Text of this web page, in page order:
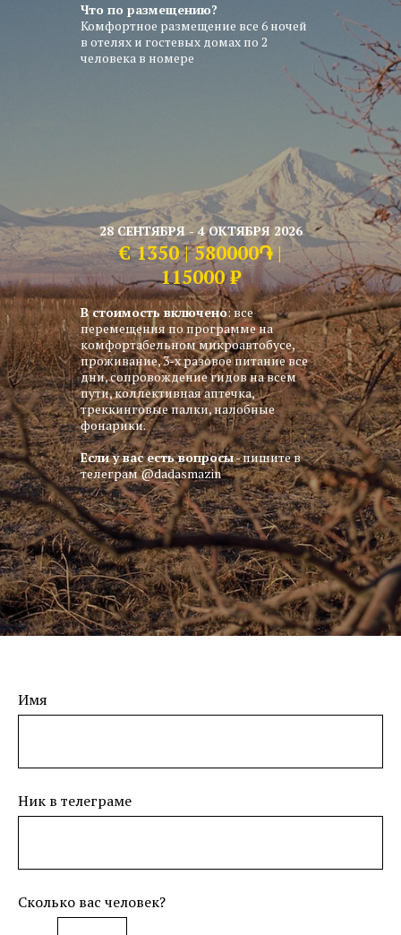
Что по размещению?
Комфортное размещение все 6 ночей
в отелях и гостевых домах по 2
человека в номере
В стоимость включено: все
перемещения по программе на
комфортабельном микроавтобусе,
проживание, 3-х разовое питание все
дни, сопровождение гидов на всем
пути, коллективная аптечка,
треккинговые палки, налобные
фонарики.
Если у вас есть вопросы- пишите в
телеграм @dadasmazin
28 СЕНТЯБРЯ - 4 ОКТЯБРЯ 2026
€1350 | 580000֏ |
115000 ₽
Имя
Ник в телеграме
Сколько вас человек?